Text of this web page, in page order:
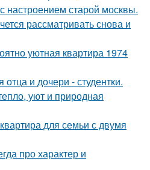
настроением старой москвы.
рассматривать снова и
уютная квартира 1974
и дочери - студентки.
уют и природная
для семьи с двумя
про характер и